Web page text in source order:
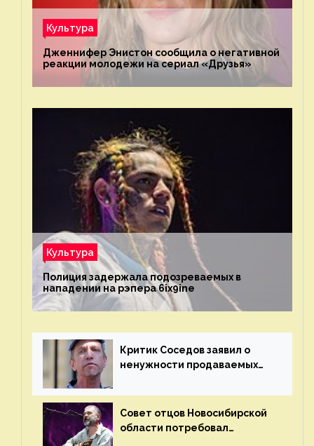
Культура
Дженнифер Энистон сообщила о негативной
реакции молодежи на сериал «Друзья»
Культура
Полиция задержала подозреваемых в
нападении на рэпера 6ix9ine
Критик Соседов заявил о
ненужности продаваемых
Совет отцов Новосибирской
области потребовал